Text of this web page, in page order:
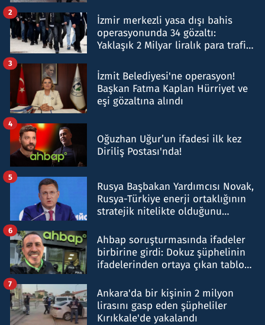
İzmir merkezli yasa dışı bahis
operasyonunda 34 gözaltı:
Yaklaşık 2 Milyar liralık para trafiği
2
İzmit Belediyesi'ne operasyon!
Başkan Fatma Kaplan Hürriyet ve
eşi gözaltına alındı
3
Oğuzhan Uğur’un ifadesi ilk kez
Diriliş Postası'nda!
4
Rusya Başbakan Yardımcısı Novak,
Rusya-Türkiye enerji ortaklığının
stratejik nitelikte olduğunu
5
Ahbap soruşturmasında ifadeler
birbirine girdi: Dokuz şüphelinin
ifadelerinden ortaya çıkan tablo
6
Ankara'da bir kişinin 2 milyon
lirasını gasp eden şüpheliler
Kırıkkale'de yakalandı
7